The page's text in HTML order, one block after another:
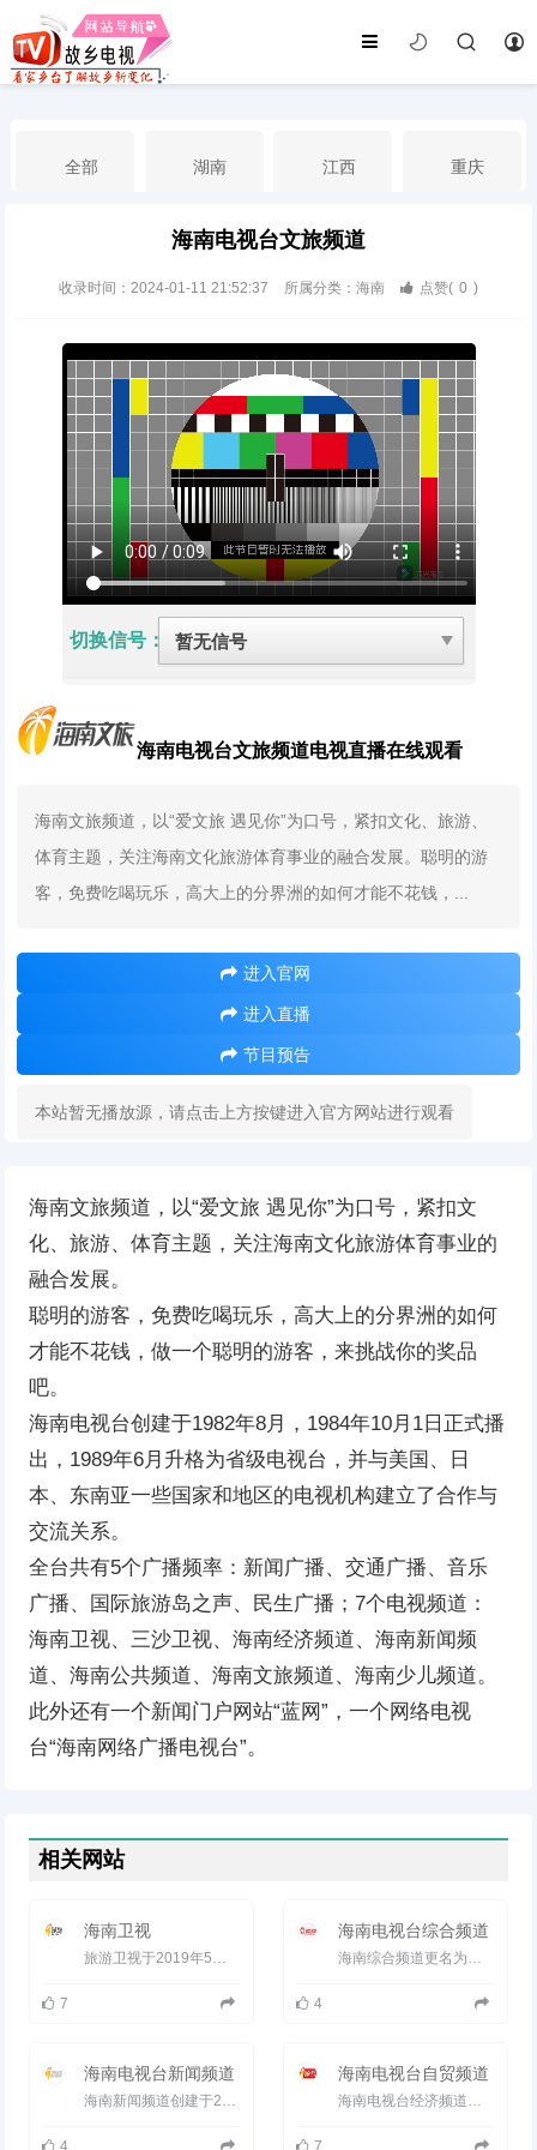
全部 湖南 江西 重庆
河南 福建
海南 宁夏 西藏 新疆
海南电视台文旅频道
收录时间：2024-01-11 21:52:37 所属分类：海南 点赞( 0 )
切换信号：
海南电视台文旅频道电视直播在线观看
海南文旅频道，以“爱文旅 遇见你”为口号，紧扣文化、旅游、
体育主题，关注海南文化旅游体育事业的融合发展。聪明的游
客，免费吃喝玩乐，高大上的分界洲的如何才能不花钱，...
进入官网
进入直播
节目预告
本站暂无播放源，请点击上方按键进入官方网站进行观看
海南文旅频道，以“爱文旅 遇见你”为口号，紧扣文
化、旅游、体育主题，关注海南文化旅游体育事业的
融合发展。
聪明的游客，免费吃喝玩乐，高大上的分界洲的如何
才能不花钱，做一个聪明的游客，来挑战你的奖品
吧。
海南电视台创建于1982年8月，1984年10月1日正式播
出，1989年6月升格为省级电视台，并与美国、日
本、东南亚一些国家和地区的电视机构建立了合作与
交流关系。
全台共有5个广播频率：新闻广播、交通广播、音乐
广播、国际旅游岛之声、民生广播；7个电视频道：
海南卫视、三沙卫视、海南经济频道、海南新闻频
道、海南公共频道、海南文旅频道、海南少儿频道。
此外还有一个新闻门户网站“蓝网”，一个网络电视
台“海南网络广播电视台”。
相关网站
海南卫视
7
海南电视台综合频道
4
海南电视台新闻频道
4
海南电视台自贸频道
7